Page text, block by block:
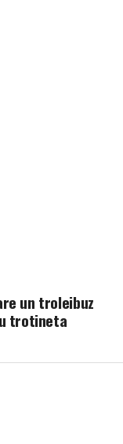
un troleibuz
trotineta